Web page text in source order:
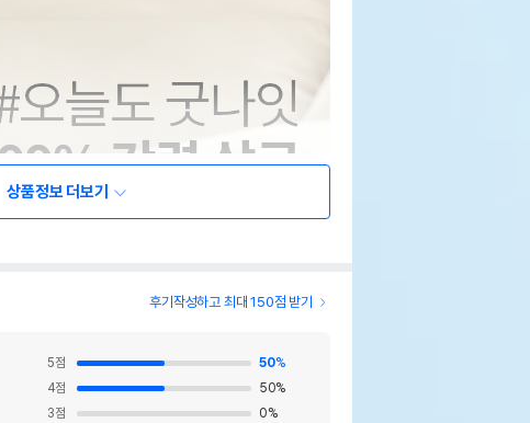
상품정보 더보기
후기작성하고 최대 150점 받기
5점 50%
4점 50%
3점 0%